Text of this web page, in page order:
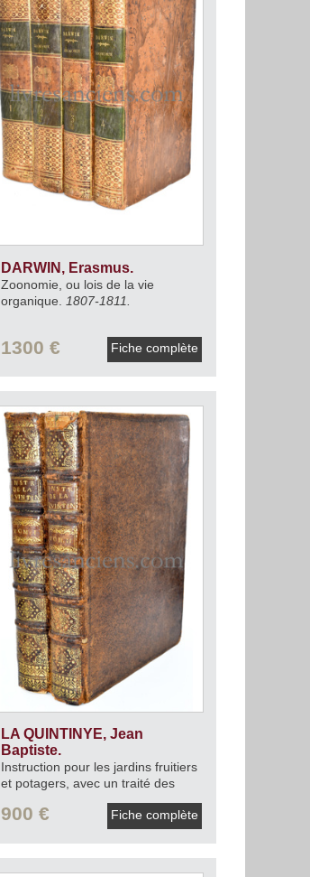
DARWIN, Erasmus.
Zoonomie, ou lois de la vie
organique.
1807-1811.
1300 € Fiche complète
LA QUINTINYE, Jean
Baptiste.
Instruction pour les jardins fruitiers
et potagers, avec un traité des
orangers, et des réflexions sur
l'agriculture.
900 € Fiche complète